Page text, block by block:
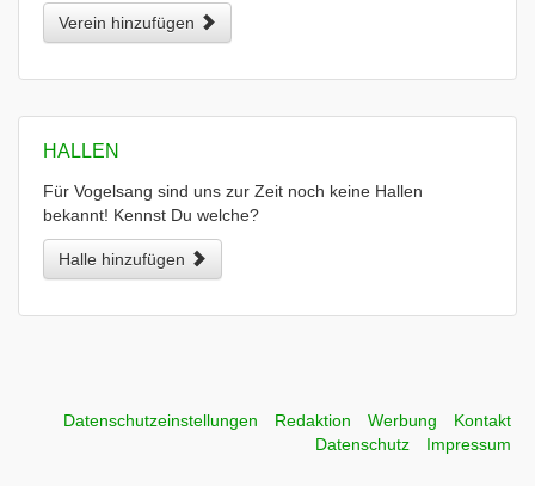
Verein hinzufügen
HALLEN
Für Vogelsang sind uns zur Zeit noch keine Hallen
bekannt! Kennst Du welche?
Halle hinzufügen
Datenschutzeinstellungen Redaktion Werbung
Kontakt
Datenschutz
Impressum